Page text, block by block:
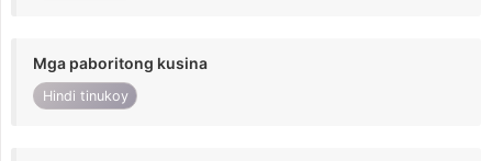
Mga paboritong kusina
Hindi tinukoy